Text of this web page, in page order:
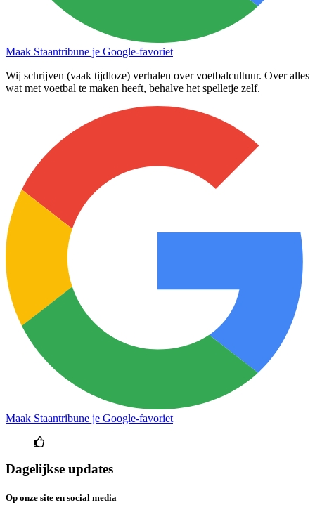
Maak Staantribune je Google-favoriet
Wij schrijven (vaak tijdloze) verhalen over voetbalcultuur. Over alles
wat met voetbal te maken heeft, behalve het spelletje zelf.
Maak Staantribune je Google-favoriet
Dagelijkse updates
Op onze site en social media